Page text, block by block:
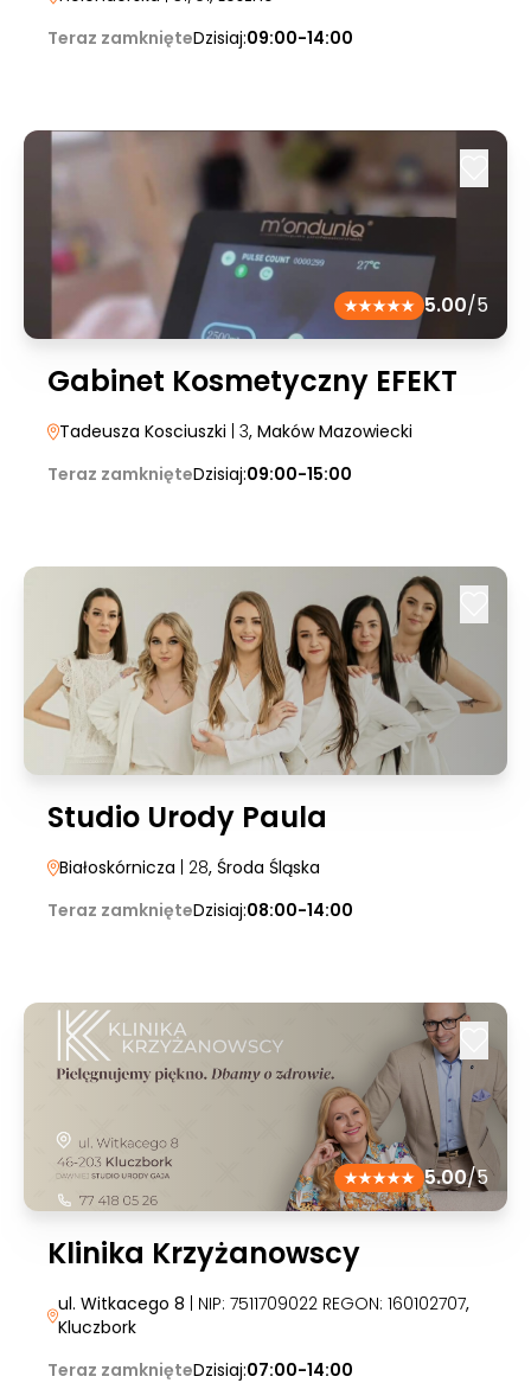
Teraz zamknięteDzisiaj:09:00-14:00
5.00/5
Gabinet Kosmetyczny EFEKT
Tadeusza Kosciuszki | 3, Maków Mazowiecki
Teraz zamknięteDzisiaj:09:00-15:00
Studio Urody Paula
Białoskórnicza | 28, Środa Śląska
Teraz zamknięteDzisiaj:08:00-14:00
5.00/5
Klinika Krzyżanowscy
ul. Witkacego 8 | NIP: 7511709022 REGON: 160102707,
Kluczbork
Teraz zamknięteDzisiaj:07:00-14:00